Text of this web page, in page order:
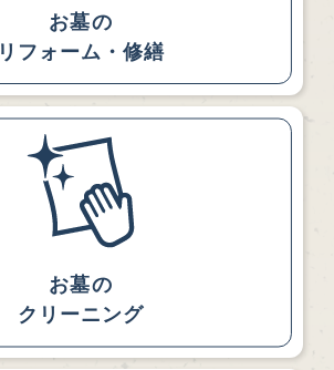
お墓の
リフォーム・修繕
お墓の
クリーニング